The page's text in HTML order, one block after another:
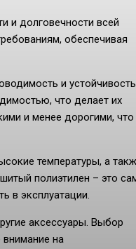
и долговечности всей
обеспечивая
и
что делает их
и менее дорогими, что
температуры, а
полиэтилен – это
в эксплуатации.
аксессуары. Выбор
на